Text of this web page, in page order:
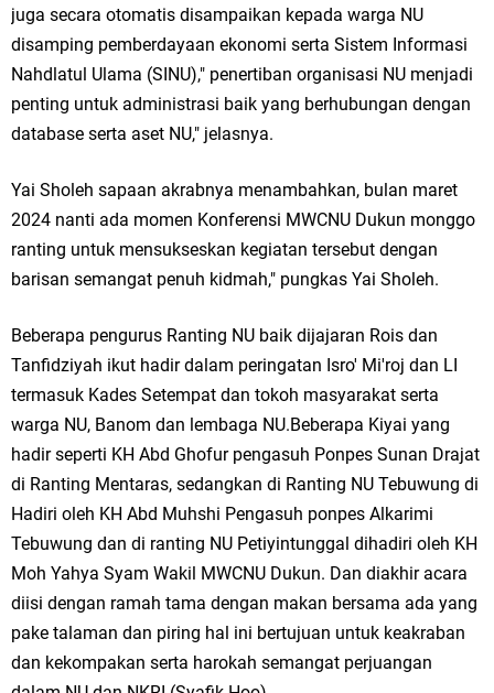
Islamic Center
Nila Yani Apresiasi Launching Komunitas Gowes dan Pasar Ahad
Jajanan Jadul di Ecopark Randuagung
Qurban dari Bupati & Kepala DPMPTSP Gresik
DPC PDI Perjuangan Gresik Tebar Berkah Idul Adha, Bagikan Daging
Kurban untuk Ratusan Warga
Ponpes Himmatul Khoiriyah Gelar Penyembelihan Hewan Qurban dari
Keluarga Besar dr. Titin Ekowati RS Wates Husada Balongpanggang
RT 03 RW 01 Patra Raya Rosewood Cerme Gresik Berbenah dan
Bersolek, Siap Meriahkan HUT Ke 81 RI
Sabtu, 8 Agustus
juga secara otomatis disampaikan kepada warga NU
disamping pemberdayaan ekonomi serta Sistem Informasi
Nahdlatul Ulama (SINU)," penertiban organisasi NU menjadi
penting untuk administrasi baik yang berhubungan dengan
database serta aset NU," jelasnya.
Yai Sholeh sapaan akrabnya menambahkan, bulan maret
2024 nanti ada momen Konferensi MWCNU Dukun monggo
ranting untuk mensukseskan kegiatan tersebut dengan
barisan semangat penuh kidmah," pungkas Yai Sholeh.
Beberapa pengurus Ranting NU baik dijajaran Rois dan
Tanfidziyah ikut hadir dalam peringatan Isro' Mi'roj dan LI
termasuk Kades Setempat dan tokoh masyarakat serta
warga NU, Banom dan lembaga NU.Beberapa Kiyai yang
hadir seperti KH Abd Ghofur pengasuh Ponpes Sunan Drajat
di Ranting Mentaras, sedangkan di Ranting NU Tebuwung di
Hadiri oleh KH Abd Muhshi Pengasuh ponpes Alkarimi
Tebuwung dan di ranting NU Petiyintunggal dihadiri oleh KH
Moh Yahya Syam Wakil MWCNU Dukun. Dan diakhir acara
diisi dengan ramah tama dengan makan bersama ada yang
pake talaman dan piring hal ini bertujuan untuk keakraban
dan kekompakan serta harokah semangat perjuangan